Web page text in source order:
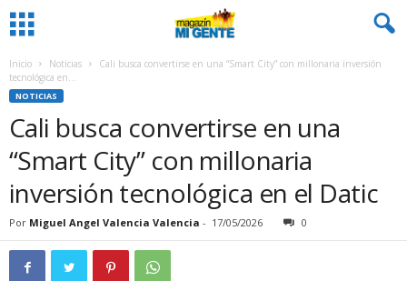
Inicio Noticias
Cali busca convertirse en una “Smart City” con millonaria inversión
tecnológica en...
NOTICIAS
Cali busca convertirse en una
“Smart City” con millonaria
inversión tecnológica en el Datic
Por Miguel Angel Valencia Valencia - 17/05/2026 0